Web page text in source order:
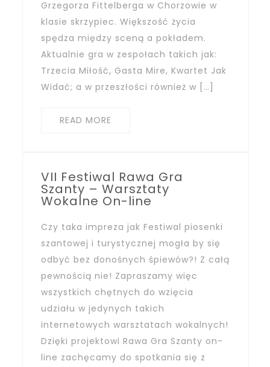
Grzegorza Fittelberga w Chorzowie w
klasie skrzypiec. Większość życia
spędza między sceną a pokładem.
Aktualnie gra w zespołach takich jak:
Trzecia Miłość, Gasta Mire, Kwartet Jak
Widać; a w przeszłości również w […]
READ MORE
VII Festiwal Rawa Gra
Szanty – Warsztaty
Wokalne On-line
Czy taka impreza jak Festiwal piosenki
szantowej i turystycznej mogła by się
odbyć bez donośnych śpiewów?! Z całą
pewnością nie! Zapraszamy więc
wszystkich chętnych do wzięcia
udziału w jedynych takich
internetowych warsztatach wokalnych!
Dzięki projektowi Rawa Gra Szanty on-
line zachęcamy do spotkania się z